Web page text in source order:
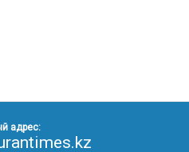
адрес: